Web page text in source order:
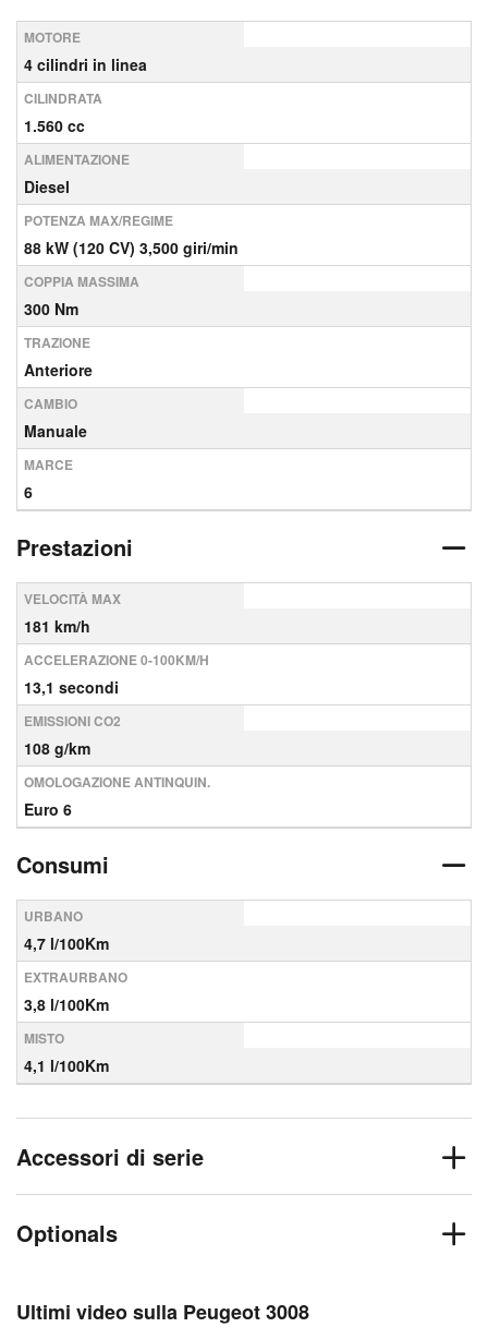
MOTORE
4 cilindri in linea
CILINDRATA
1.560 cc
ALIMENTAZIONE
Diesel
POTENZA MAX/REGIME
88 kW (120 CV) 3,500 giri/min
COPPIA MASSIMA
300 Nm
TRAZIONE
Anteriore
CAMBIO
Manuale
MARCE
6
Prestazioni
VELOCITÀ MAX
181 km/h
ACCELERAZIONE 0-100KM/H
13,1 secondi
EMISSIONI CO2
108 g/km
OMOLOGAZIONE ANTINQUIN.
Euro 6
Consumi
URBANO
4,7 l/100Km
EXTRAURBANO
3,8 l/100Km
MISTO
4,1 l/100Km
Accessori di serie
Optionals
Ultimi video sulla Peugeot 3008